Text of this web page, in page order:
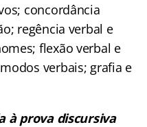
concordância
regência verbal e
flexão verbal e
verbais; grafia e
à prova discursiva